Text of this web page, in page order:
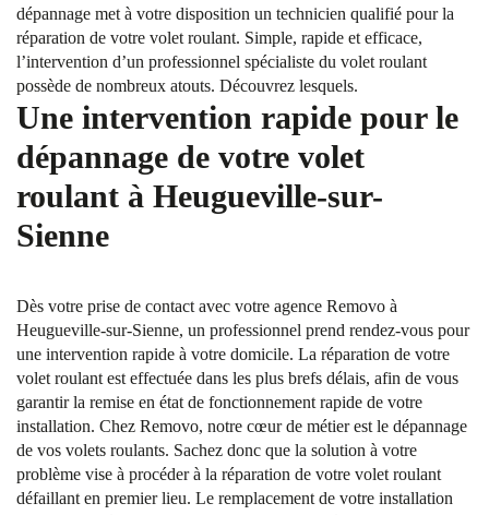
dépannage met à votre disposition un technicien qualifié pour la
réparation de votre volet roulant. Simple, rapide et efficace,
l’intervention d’un professionnel spécialiste du volet roulant
possède de nombreux atouts. Découvrez lesquels.
Une intervention rapide pour le
dépannage de votre volet
roulant à Heugueville-sur-
Sienne
Dès votre prise de contact avec votre agence Removo à
Heugueville-sur-Sienne, un professionnel prend rendez-vous pour
une intervention rapide à votre domicile. La réparation de votre
volet roulant est effectuée dans les plus brefs délais, afin de vous
garantir la remise en état de fonctionnement rapide de votre
installation. Chez Removo, notre cœur de métier est le dépannage
de vos volets roulants. Sachez donc que la solution à votre
problème vise à procéder à la réparation de votre volet roulant
défaillant en premier lieu. Le remplacement de votre installation